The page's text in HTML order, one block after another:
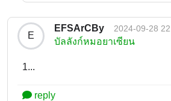
E
EFSArCBy 2024-09-28
บัลลังก์หมอยาเซียน
1...
reply